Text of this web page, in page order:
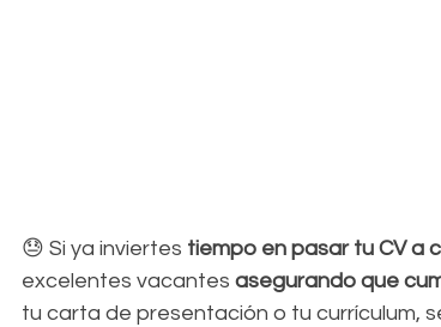
😓 Si ya inviertes tiempo en pasar tu CV a
excelentes vacantes asegurando que
tu carta de presentación o tu currículum,